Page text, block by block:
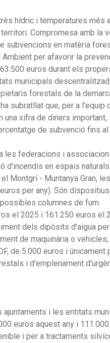
hídric i temperatures més
Compromesa amb
subvencions en matèria
per afavorir la
euros durant els
municipals
forestals de la
subratllat que, per a
xifra de diners
de subvenció fins
les federacions i
d'incendis en espais
Montgrí - Muntanya Gran,
per any). Són
columnes de fum.
el 2025 i 161.250 euros el
dels dipòsits d'aigua
de maquinària o
de 5.000 euros i
i d'emplenament
i les entitats
euros aquest any i
i per a tractaments